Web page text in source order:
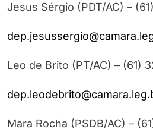
Jesus Sérgio (PDT/AC) –
Leo de Brito (PT/AC) – (61)
Mara Rocha (PSDB/AC) –